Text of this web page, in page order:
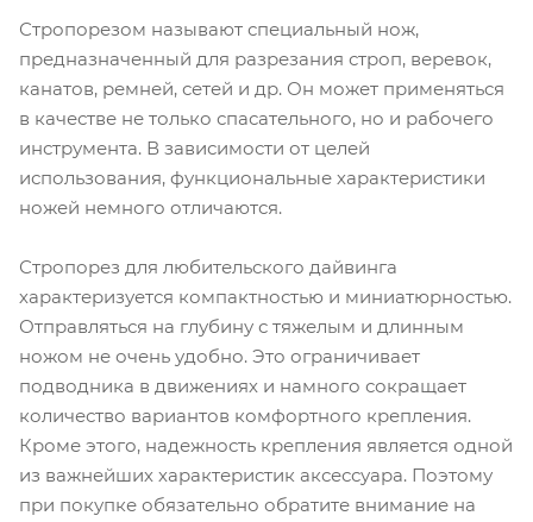
Стропорезом называют специальный нож,
предназначенный для разрезания строп, веревок,
канатов, ремней, сетей и др. Он может применяться
в качестве не только спасательного, но и рабочего
инструмента. В зависимости от целей
использования, функциональные характеристики
ножей немного отличаются.
Стропорез для любительского дайвинга
характеризуется компактностью и миниатюрностью.
Отправляться на глубину с тяжелым и длинным
ножом не очень удобно. Это ограничивает
подводника в движениях и намного сокращает
количество вариантов комфортного крепления.
Кроме этого, надежность крепления является одной
из важнейших характеристик аксессуара. Поэтому
при покупке обязательно обратите внимание на